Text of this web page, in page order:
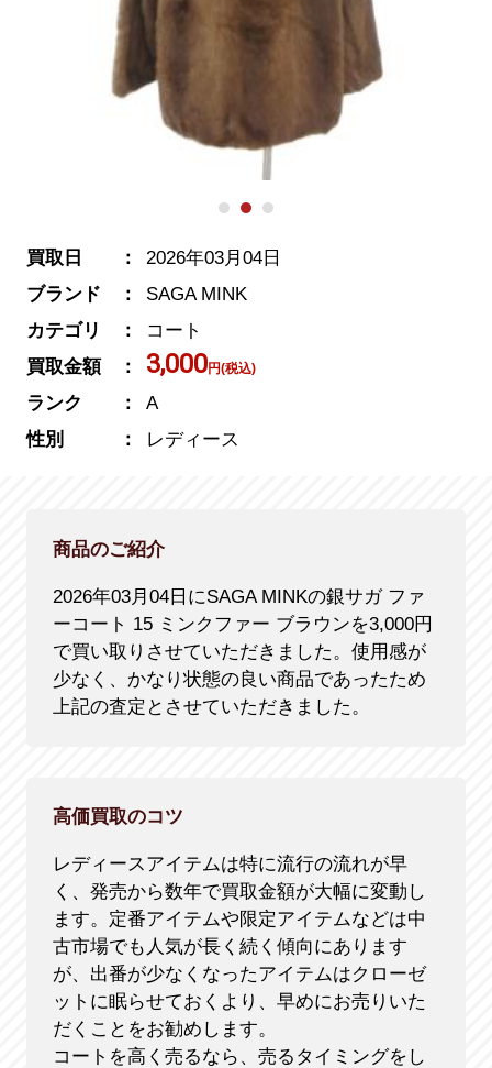
買取日
2026年03月04日
ブランド
SAGA MINK
カテゴリ
コート
買取金額
3,000円(税込)
ランク
A
性別
レディース
商品のご紹介
2026年03月04日にSAGA MINKの銀サガ ファ
ーコート 15 ミンクファー ブラウンを3,000円
で買い取りさせていただきました。使用感が
少なく、かなり状態の良い商品であったため
上記の査定とさせていただきました。
高価買取のコツ
レディースアイテムは特に流行の流れが早
く、発売から数年で買取金額が大幅に変動し
ます。定番アイテムや限定アイテムなどは中
古市場でも人気が長く続く傾向にあります
が、出番が少なくなったアイテムはクローゼ
ットに眠らせておくより、早めにお売りいた
だくことをお勧めします。
コートを高く売るなら、売るタイミングをし